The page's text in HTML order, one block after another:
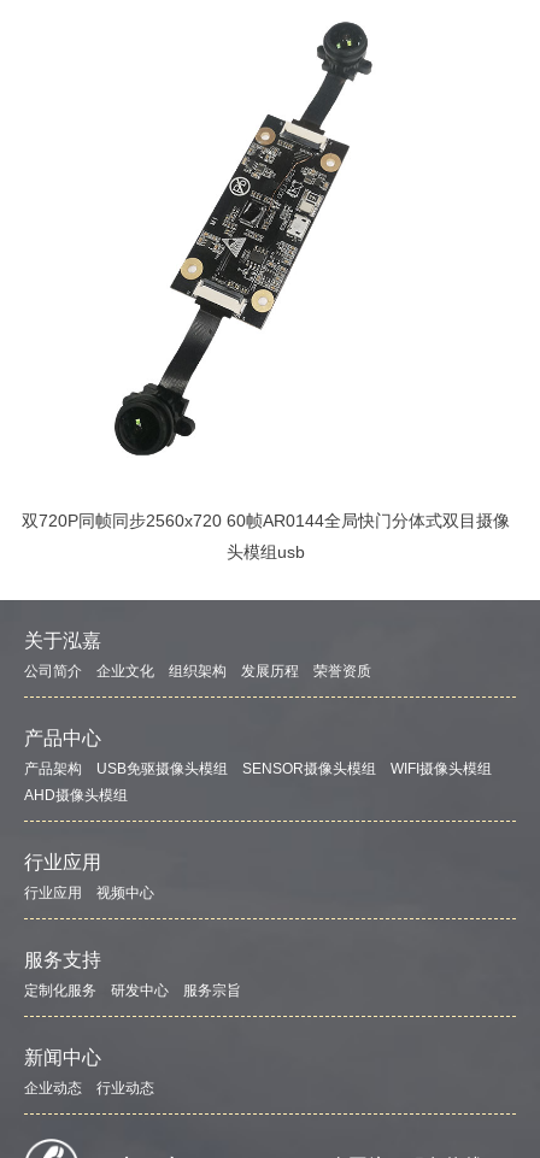
双720P同帧同步2560x720 60帧AR0144全局快门分体式双目摄像
头模组usb
关于泓嘉
公司简介 企业文化 组织架构 发展历程 荣誉资质
产品中心
产品架构 USB免驱摄像头模组 SENSOR摄像头模组
WIFI摄像头模组
AHD摄像头模组
行业应用
行业应用 视频中心
服务支持
定制化服务 研发中心 服务宗旨
新闻中心
企业动态 行业动态